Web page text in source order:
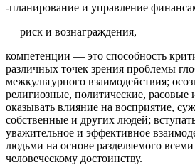
-планирование и управление
— риск и вознаграждения,
компетенции — это способность
различных точек зрения проблемы
межкультурного взаимодействия;
религиозные, политические, расовые
оказывать влияние на восприятие,
собственные и других людей;
уважительное и эффективное
людьми на основе разделяемого
человеческому достоинству.